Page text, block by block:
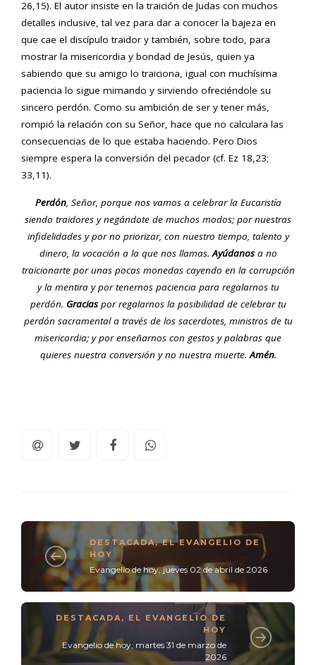
26,15). El autor insiste en la traición de Judas con muchos
detalles inclusive, tal vez para dar a conocer la bajeza en
que cae el discípulo traidor y también, sobre todo, para
mostrar la misericordia y bondad de Jesús, quien ya
sabiendo que su amigo lo traiciona, igual con muchísima
paciencia lo sigue mimando y sirviendo ofreciéndole su
sincero perdón. Como su ambición de ser y tener más,
rompió la relación con su Señor, hace que no calculara las
consecuencias de lo que estaba haciendo. Pero Dios
siempre espera la conversión del pecador (cf. Ez 18,23;
33,11).
Perdón, Señor, porque nos vamos a celebrar la Eucaristía
siendo traidores y negándote de muchos modos; por nuestras
infidelidades y por no priorizar, con nuestro tiempo, talento y
dinero, la vocación a la que nos llamas.Ayúdanosa no
traicionarte por unas pocas monedas cayendo en la corrupción
y la mentira y por tenernos paciencia para regalarnos tu
perdón. Graciaspor regalarnos la posibilidad de celebrar tu
perdón sacramental a través de los sacerdotes, ministros de tu
misericordia; y por enseñarnos con gestos y palabras que
quieres nuestra conversión y no nuestra muerte.Amén.
DESTACADA,EL EVANGELIO DE
HOY
Evangelio de hoy, jueves 02 de abril de 2026
DESTACADA , EL EVANGELIO DE
HOY
Evangelio de hoy, martes 31 de marzo de
2026